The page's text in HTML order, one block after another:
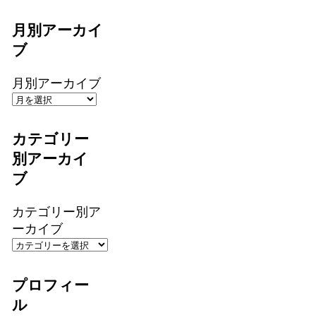
月別アーカイ
ブ
月別アーカイブ
カテゴリー
別アーカイ
ブ
カテゴリー別ア
ーカイブ
プロフィー
ル